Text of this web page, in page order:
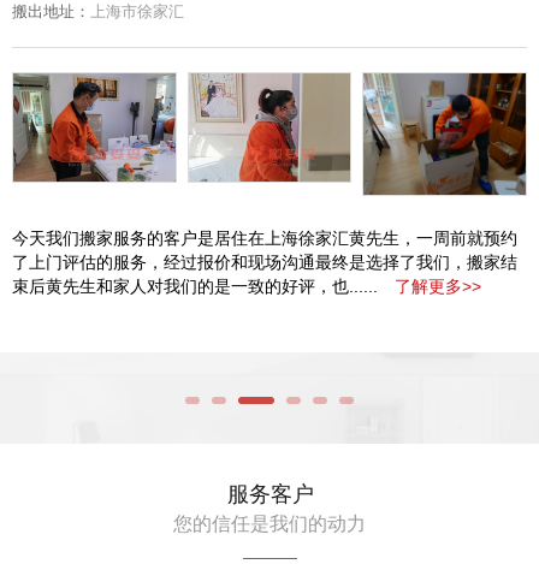
搬出地址：
上海市徐家汇
今天我们搬家服务的客户是居住在上海徐家汇黄先生，一周前就预约
了上门评估的服务，经过报价和现场沟通最终是选择了我们，搬家结
束后黄先生和家人对我们的是一致的好评，也......
了解更多>>
服务客户
您的信任是我们的动力